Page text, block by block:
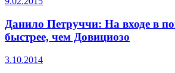
Данило Петруччи: На входе в
быстрее, чем Довициозо
3.10.2014